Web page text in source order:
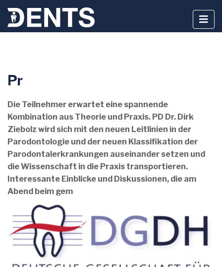
Inhalt
Pr
Die Teilnehmer erwartet eine spannende
Kombination aus Theorie und Praxis. PD Dr. Dirk
Ziebolz wird sich mit den neuen Leitlinien in der
Parodontologie und der neuen Klassifikation der
Parodontalerkrankungen auseinander setzen und
die Wissenschaft in die Praxis transportieren.
Interessante Einblicke und Diskussionen, die am
Abend beim gem